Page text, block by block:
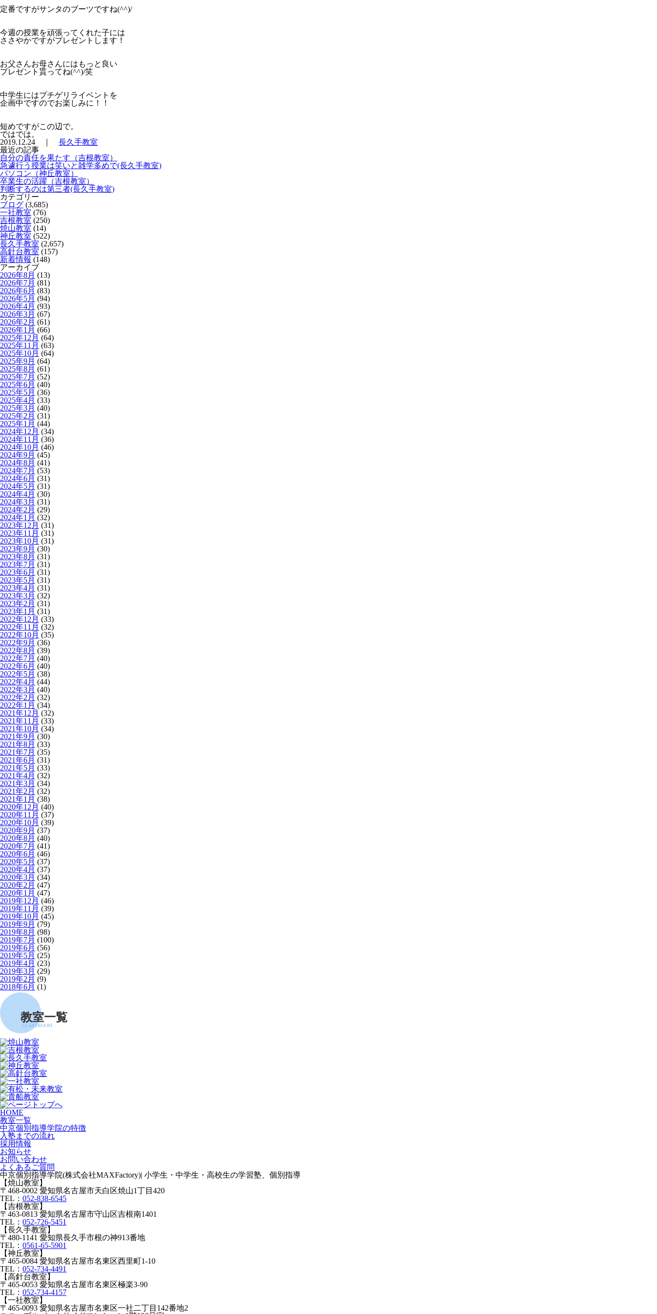
定番ですがサンタのブーツですね(^^)/
今週の授業を頑張ってくれた子には
ささやかですがプレゼントします！
お父さんお母さんにはもっと良い
プレゼント貰ってね(^^)/笑
中学生にはプチゲリライベントを
企画中ですのでお楽しみに！！
短めですがこの辺で。
ではでは。
2019.12.24 ｜ 長久手教室
最近の記事
自分の責任を果たす（吉根教室）
急遽行う授業は笑いと雑学多めで(長久手教室)
パソコン（神丘教室）
卒業生の活躍（吉根教室）
判断するのは第三者(長久手教室)
カテゴリー
ブログ (3,685)
一社教室 (76)
吉根教室 (250)
焼山教室 (14)
神丘教室 (522)
長久手教室 (2,657)
高針台教室 (157)
新着情報 (148)
アーカイブ
2026年8月 (13)
2026年7月 (81)
2026年6月 (83)
2026年5月 (94)
2026年4月 (93)
2026年3月 (67)
2026年2月 (61)
2026年1月 (66)
2025年12月 (64)
2025年11月 (63)
2025年10月 (64)
2025年9月 (64)
2025年8月 (61)
2025年7月 (52)
2025年6月 (40)
2025年5月 (36)
2025年4月 (33)
2025年3月 (40)
2025年2月 (31)
2025年1月 (44)
2024年12月 (34)
2024年11月 (36)
2024年10月 (46)
2024年9月 (45)
2024年8月 (41)
2024年7月 (53)
2024年6月 (31)
2024年5月 (31)
2024年4月 (30)
2024年3月 (31)
2024年2月 (29)
2024年1月 (32)
2023年12月 (31)
2023年11月 (31)
2023年10月 (31)
2023年9月 (30)
2023年8月 (31)
2023年7月 (31)
2023年6月 (31)
2023年5月 (31)
2023年4月 (31)
2023年3月 (32)
2023年2月 (31)
2023年1月 (31)
2022年12月 (33)
2022年11月 (32)
2022年10月 (35)
2022年9月 (36)
2022年8月 (39)
2022年7月 (40)
2022年6月 (40)
2022年5月 (38)
2022年4月 (44)
2022年3月 (40)
2022年2月 (32)
2022年1月 (34)
2021年12月 (32)
2021年11月 (33)
2021年10月 (34)
2021年9月 (30)
2021年8月 (33)
2021年7月 (35)
2021年6月 (31)
2021年5月 (33)
2021年4月 (32)
2021年3月 (34)
2021年2月 (32)
2021年1月 (38)
2020年12月 (40)
2020年11月 (37)
2020年10月 (39)
2020年9月 (37)
2020年8月 (40)
2020年7月 (41)
2020年6月 (46)
2020年5月 (37)
2020年4月 (37)
2020年3月 (34)
2020年2月 (47)
2020年1月 (47)
2019年12月 (46)
2019年11月 (39)
2019年10月 (45)
2019年9月 (79)
2019年8月 (98)
2019年7月 (100)
2019年6月 (56)
2019年5月 (25)
2019年4月 (23)
2019年3月 (29)
2019年2月 (9)
2018年6月 (1)
教室一覧
CLASSROOM
HOME
教室一覧
中京個別指導学院の特徴
入塾までの流れ
採用情報
お知らせ
お問い合わせ
よくあるご質問
中京個別指導学院(株式会社MAXFactory)| 小学生・中学生・高校生の学習塾、個別指導
【焼山教室】
〒468-0002 愛知県名古屋市天白区焼山1丁目420
TEL： 052-838-6545
【吉根教室】
〒463-0813 愛知県名古屋市守山区吉根南1401
TEL： 052-726-5451
【長久手教室】
〒480-1141 愛知県長久手市根の神913番地
TEL： 0561-65-5901
【神丘教室】
〒465-0084 愛知県名古屋市名東区西里町1-10
TEL： 052-734-4491
【高針台教室】
〒465-0053 愛知県名古屋市名東区極楽3-90
TEL： 052-734-4157
【一社教室】
〒465-0093 愛知県名古屋市名東区一社二丁目142番地2